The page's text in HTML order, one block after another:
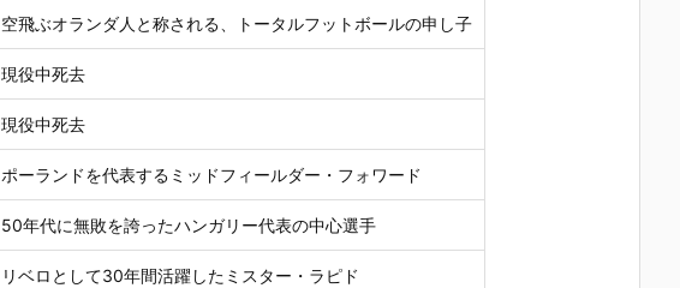
空飛ぶオランダ人と称される、トータルフットボールの申し子
現役中死去
現役中死去
ポーランドを代表するミッドフィールダー・フォワード
50年代に無敗を誇ったハンガリー代表の中心選手
リベロとして30年間活躍したミスター・ラピド